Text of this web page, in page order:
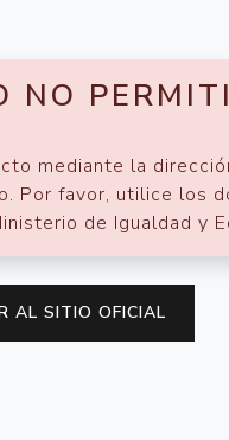
NO
mediante la
Por favor, utilice los
de Igualdad y
AL SITIO OFICIAL